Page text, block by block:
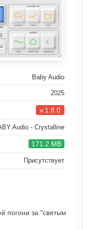
Baby Audio
2025
v.1.8.0
Audio - Crystalline
171.2 MB
Присутствует
погони за "святым